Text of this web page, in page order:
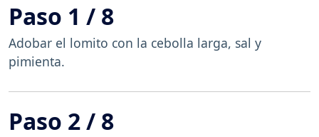
Paso 1 / 8
Adobar el lomito con la cebolla larga, sal y
pimienta.
Paso 2 / 8